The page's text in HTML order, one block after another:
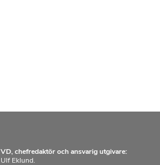
VD, chefredaktör och ansvarig utgivare:
Ulf Eklund.